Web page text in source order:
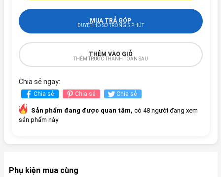
MUA TRẢ GÓP
DUYỆT HỒ SƠ TRONG 5 PHÚT
THÊM VÀO GIỎ
THÊM TRƯỚC THANH TOÁN SAU
Chia sẻ ngay:
Chia sẻ Chia sẻ Chia sẻ
Sản phẩm đang được quan tâm, có 48 người đang xem
sản phẩm này
Phụ kiện mua cùng